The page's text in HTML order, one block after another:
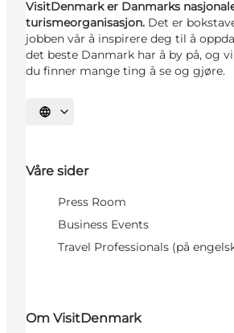
VisitDenmark er Danmarks
turismeorganisasjon. Det er
jobben vår å inspirere deg til å
det beste Danmark har å by på, og
du finner mange ting å se og gjøre.
Velg språk
Våre sider
Press Room
Business Events
Travel Professionals (på
Om VisitDenmark